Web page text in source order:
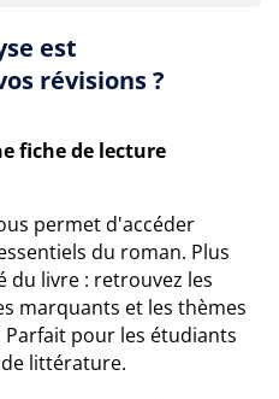
est
révisions ?
fiche de lecture
permet d'accéder
du roman. Plus
du livre : retrouvez les
marquants et les thèmes
pour les étudiants
littérature.